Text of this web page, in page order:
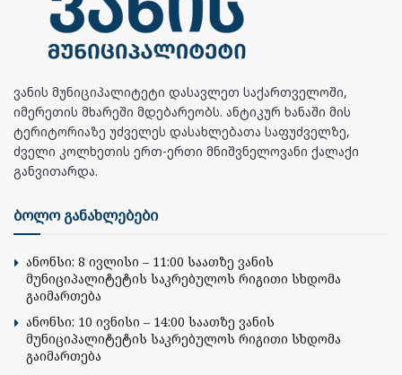
ვანის მუნიციპალიტეტი დასავლეთ საქართველოში,
იმერეთის მხარეში მდებარეობს. ანტიკურ ხანაში მის
ტერიტორიაზე უძველეს დასახლებათა საფუძველზე,
ძველი კოლხეთის ერთ-ერთი მნიშვნელოვანი ქალაქი
განვითარდა.
ბოლო განახლებები
ანონსი: 8 ივლისი – 11:00 საათზე ვანის
მუნიციპალიტეტის საკრებულოს რიგითი სხდომა
გაიმართება
ანონსი: 10 ივნისი – 14:00 საათზე ვანის
მუნიციპალიტეტის საკრებულოს რიგითი სხდომა
გაიმართება